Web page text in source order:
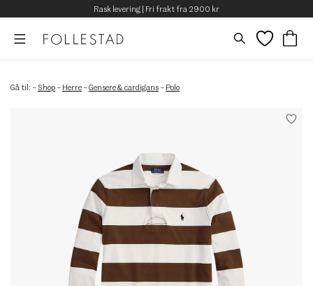
Rask levering | Fri frakt fra 2900 kr
Gå til: – Shop – Herre –Gensere & cardigans – Polo